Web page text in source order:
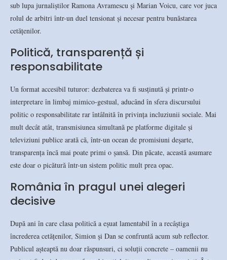
sub lupa jurnaliștilor Ramona Avramescu și Marian Voicu, care vor juca
rolul de arbitri într-un duel tensionat și necesar pentru bunăstarea
cetățenilor.
Politică, transparență și
responsabilitate
Un format accesibil tuturor: dezbaterea va fi susținută și printr-o
interpretare în limbaj mimico-gestual, aducând în sfera discursului
politic o responsabilitate rar întâlnită în privința incluziunii sociale. Mai
mult decât atât, transmisiunea simultană pe platforme digitale și
televiziuni publice arată că, într-un ocean de promisiuni deșarte,
transparența încă mai poate primi o șansă. Din păcate, această asumare
este doar o picătură într-un sistem politic mult prea opac.
România în pragul unei alegeri
decisive
După ani în care clasa politică a eșuat lamentabil în a recâștiga
încrederea cetățenilor, Simion și Dan se confruntă acum sub reflector.
Publicul așteaptă nu doar răspunsuri, ci soluții concrete – oamenii nu